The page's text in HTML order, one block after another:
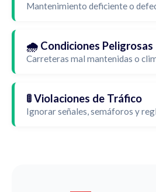
Mantenimiento deficiente o
🌧️ Condiciones Peligrosas
Carreteras mal mantenidas o
🚦 Violaciones de Tráfico
Ignorar señales, semáforos y